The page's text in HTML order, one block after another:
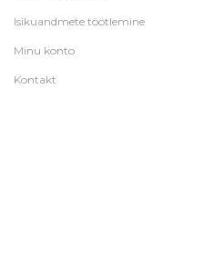
Isikuandmete töötlemine
Minu konto
Kontakt